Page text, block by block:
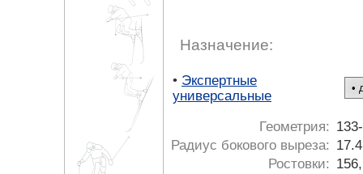
Назначение:
• Экспертные
универсальные
Геометрия:
Радиус бокового выреза:
Ростовки: